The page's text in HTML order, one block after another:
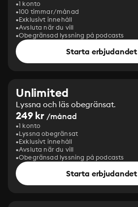
1 konto
100 timmar/månad
Exklusivt innehåll
Avsluta när du vill
Obegränsad lyssning på podcasts
Starta erbjudandet
Unlimited
Lyssna och läs obegränsat.
249 kr /månad
1 konto
Lyssna obegränsat
Exklusivt innehåll
Avsluta när du vill
Obegränsad lyssning på podcasts
Starta erbjudandet